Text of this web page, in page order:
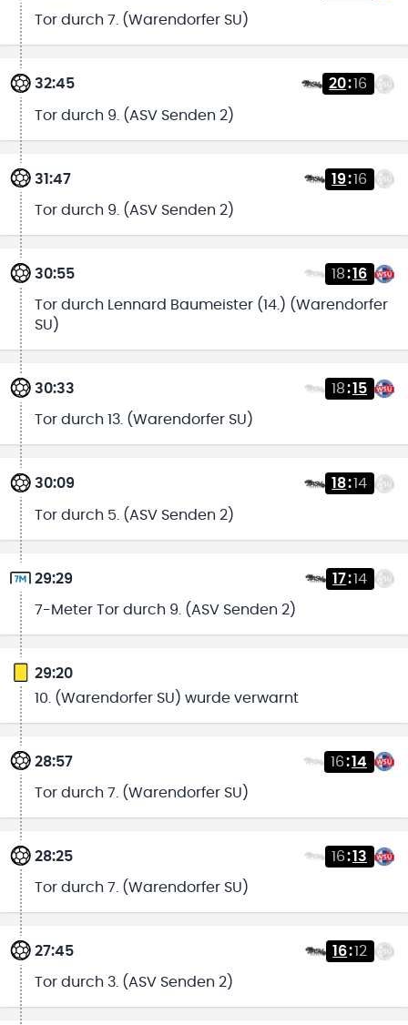
Tor durch 7. (Warendorfer SU)
32:45 20:16
Tor durch 9. (ASV Senden 2)
31:47 19:16
Tor durch 9. (ASV Senden 2)
30:55 18:16
Tor durch Lennard Baumeister (14.) (Warendorfer
SU)
30:33 18:15
Tor durch 13. (Warendorfer SU)
30:09 18:14
Tor durch 5. (ASV Senden 2)
29:29 17:14
7-Meter Tor durch 9. (ASV Senden 2)
29:20
10. (Warendorfer SU) wurde verwarnt
28:57 16:14
Tor durch 7. (Warendorfer SU)
28:25 16:13
Tor durch 7. (Warendorfer SU)
27:45 16:12
Tor durch 3. (ASV Senden 2)